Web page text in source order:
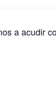
a acudir